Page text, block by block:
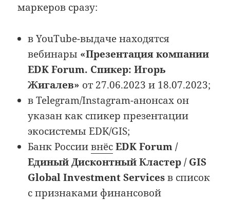
маркеров сразу:
в YouTube-выдаче находятся
вебинары «Презентация компании
EDK Forum. Спикер: Игорь
Жигалев» от 27.06.2023 и 18.07.2023;
в Telegram/Instagram-анонсах он
указан как спикер презентации
экосистемы EDK/GIS;
Банк Россиивнёс EDK Forum /
Единый Дисконтный Кластер / GIS
Global Investment Servicesв список
с признаками финансовой